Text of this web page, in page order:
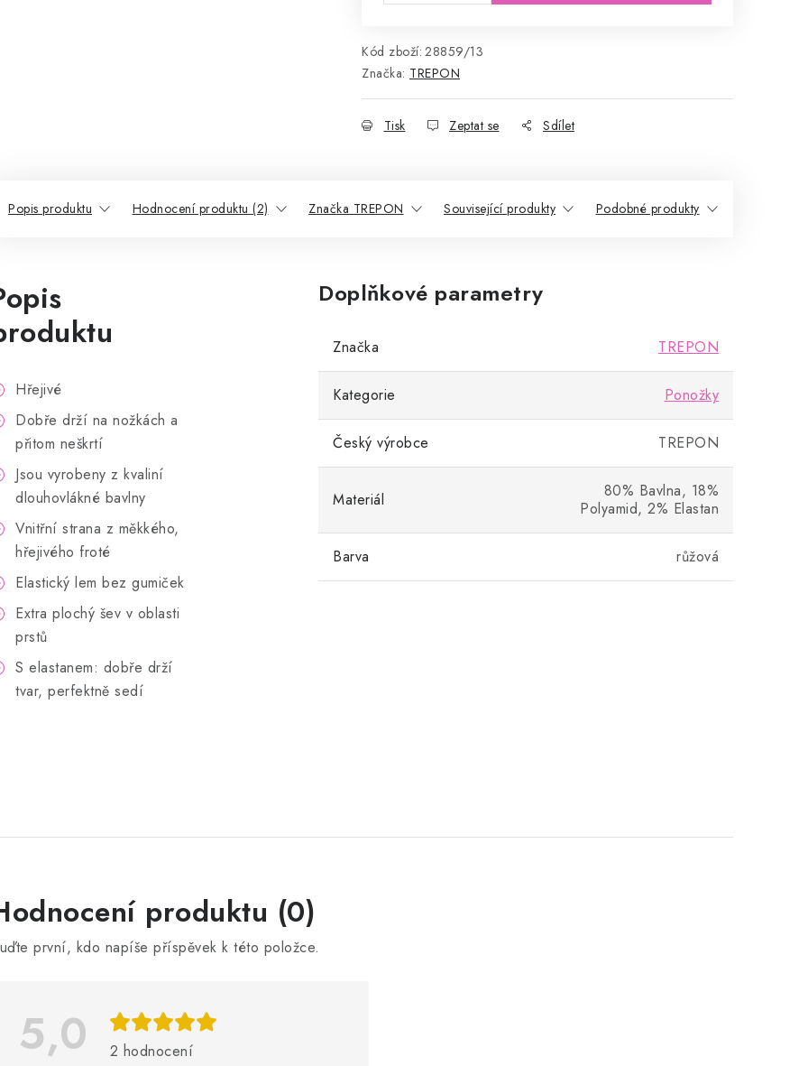
Kód zboží: 28859/13
Značka: TREPON
Tisk Zeptat se Sdílet
Popis produktu Hodnocení produktu (2) Značka TREPON Související produkty Podobné produkty
Hřejivé
Dobře drží na nožkách a
přitom neškrtí
Jsou vyrobeny z kvaliní
dlouhovlákné bavlny
Vnitřní strana z měkkého,
hřejivého froté
Elastický lem bez gumiček
Extra plochý šev v oblasti
prstů
S elastanem: dobře drží
tvar, perfektně sedí
Doplňkové parametry
Značka TREPON
Kategorie Ponožky
Český výrobce TREPON
Materiál
80% Bavlna, 18%
Polyamid, 2% Elastan
Barva růžová
produktu (0)
první, kdo napíše příspěvek k této položce.
5,0 2 hodnocení